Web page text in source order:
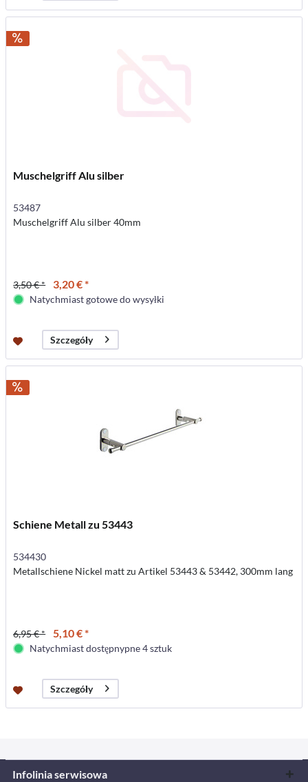
Muschelgriff Alu silber
53487
Muschelgriff Alu silber 40mm
3,50 € * 3,20 € *
Natychmiast gotowe do wysyłki
Szczegóły
Schiene Metall zu 53443
534430
Metallschiene Nickel matt zu Artikel 53443 & 53442, 300mm lang
6,95 € * 5,10 € *
Natychmiast dostępnypne 4 sztuk
Szczegóły
Infolinia serwisowa